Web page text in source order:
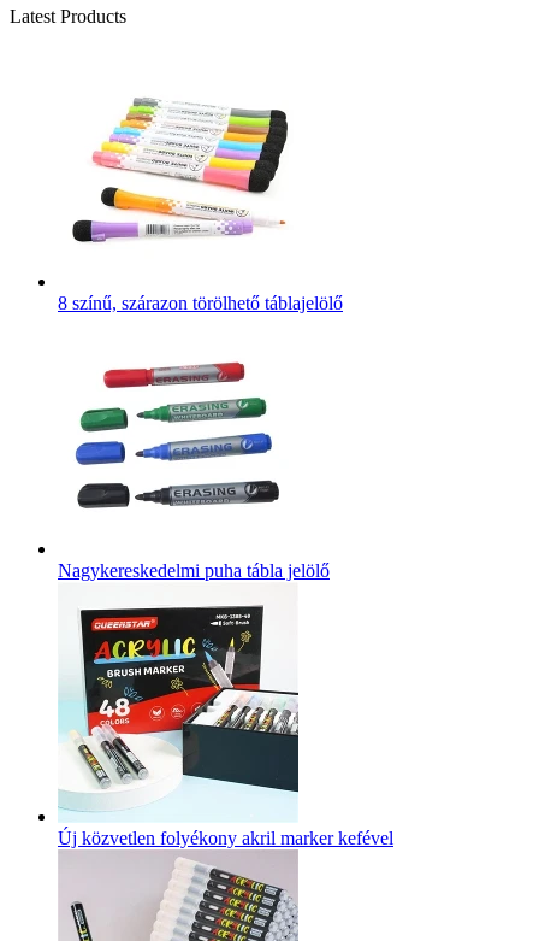
Latest Products
8 színű, szárazon törölhető táblajelölő
Nagykereskedelmi puha tábla jelölő
Új közvetlen folyékony akril marker kefével